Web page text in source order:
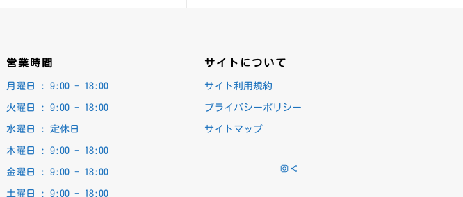
営業時間
月曜日 : 9:00 - 18:00
火曜日 : 9:00 - 18:00
水曜日 : 定休日
木曜日 : 9:00 - 18:00
金曜日 : 9:00 - 18:00
土曜日 : 9:00 - 18:00
サイトについて
サイト利用規約
プライバシーポリシー
サイトマップ
Instagram Share Icon